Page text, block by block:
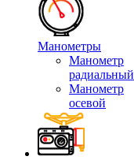
Манометры
Манометр
радиальный
Манометр
осевой